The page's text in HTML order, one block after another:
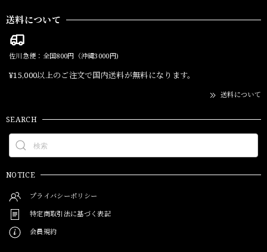
送料について
佐川急便：全国800円（沖縄3000円)
¥15,000以上のご注文で国内送料が無料になります。
送料について
SEARCH
NOTICE
プライバシーポリシー
特定商取引法に基づく表記
会員規約